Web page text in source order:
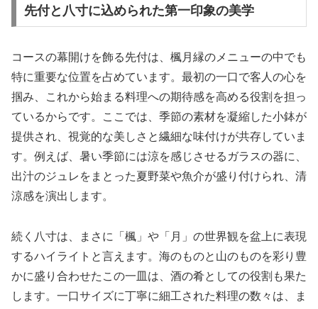
先付と八寸に込められた第一印象の美学
コースの幕開けを飾る先付は、楓月縁のメニューの中でも
特に重要な位置を占めています。最初の一口で客人の心を
掴み、これから始まる料理への期待感を高める役割を担っ
ているからです。ここでは、季節の素材を凝縮した小鉢が
提供され、視覚的な美しさと繊細な味付けが共存していま
す。例えば、暑い季節には涼を感じさせるガラスの器に、
出汁のジュレをまとった夏野菜や魚介が盛り付けられ、清
涼感を演出します。
続く八寸は、まさに「楓」や「月」の世界観を盆上に表現
するハイライトと言えます。海のものと山のものを彩り豊
かに盛り合わせたこの一皿は、酒の肴としての役割も果た
します。一口サイズに丁寧に細工された料理の数々は、ま